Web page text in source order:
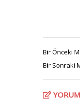
Bir Önceki
Bir Sonraki